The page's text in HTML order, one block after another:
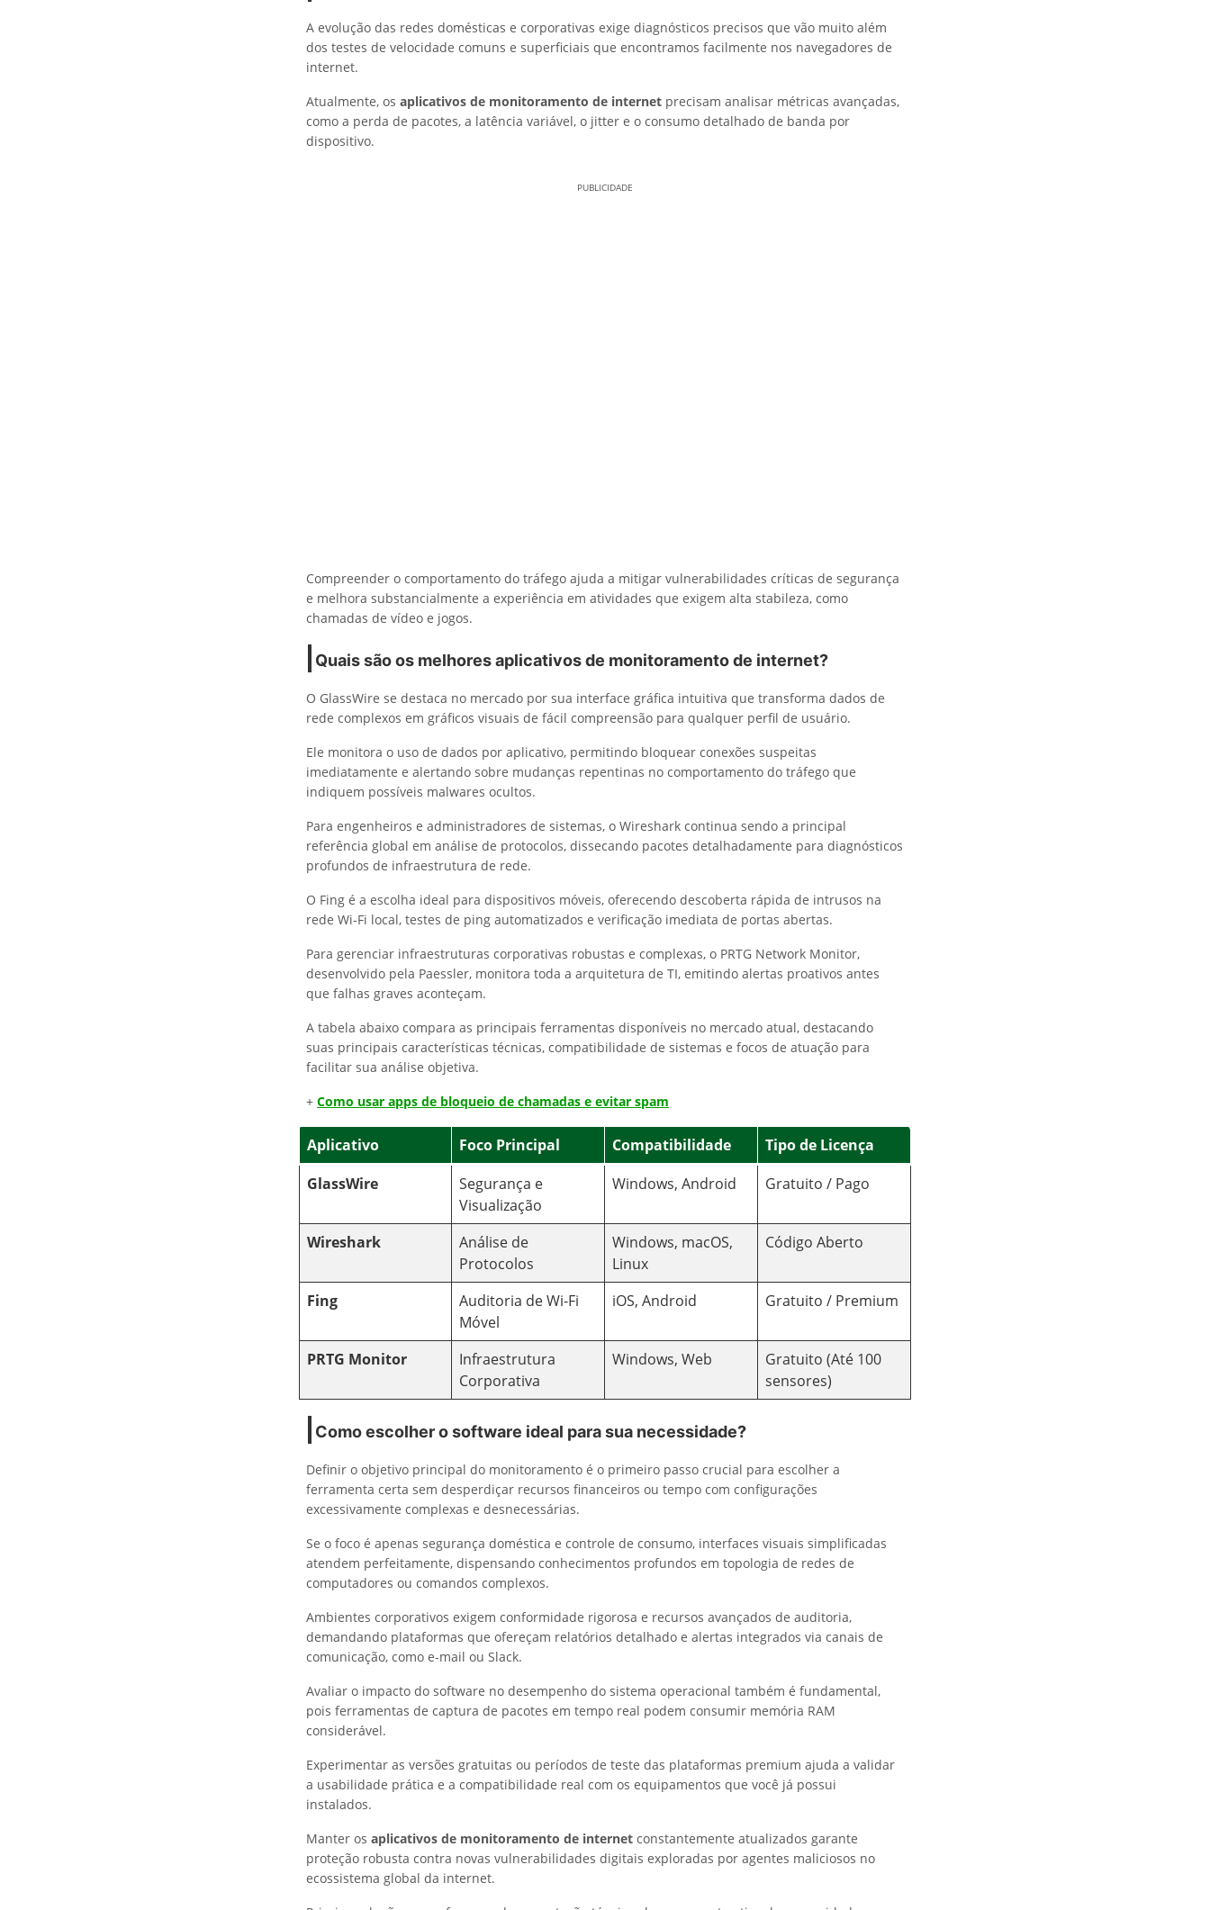
A evolução das redes domésticas e corporativas exige diagnósticos precisos que vão muito além
dos testes de velocidade comuns e superficiais que encontramos facilmente nos navegadores de
internet.
Atualmente, os aplicativos de monitoramento de internet precisam analisar métricas avançadas,
como a perda de pacotes, a latência variável, o jitter e o consumo detalhado de banda por
dispositivo.
PUBLICIDADE
Compreender o comportamento do tráfego ajuda a mitigar vulnerabilidades críticas de segurança
e melhora substancialmente a experiência em atividades que exigem alta stabileza, como
chamadas de vídeo e jogos.
Quais são os melhores aplicativos de monitoramento de internet?
O GlassWire se destaca no mercado por sua interface gráfica intuitiva que transforma dados de
rede complexos em gráficos visuais de fácil compreensão para qualquer perfil de usuário.
Ele monitora o uso de dados por aplicativo, permitindo bloquear conexões suspeitas
imediatamente e alertando sobre mudanças repentinas no comportamento do tráfego que
indiquem possíveis malwares ocultos.
Para engenheiros e administradores de sistemas, o Wireshark continua sendo a principal
referência global em análise de protocolos, dissecando pacotes detalhadamente para diagnósticos
profundos de infraestrutura de rede.
O Fing é a escolha ideal para dispositivos móveis, oferecendo descoberta rápida de intrusos na
rede Wi-Fi local, testes de ping automatizados e verificação imediata de portas abertas.
Para gerenciar infraestruturas corporativas robustas e complexas, o PRTG Network Monitor,
desenvolvido pela Paessler, monitora toda a arquitetura de TI, emitindo alertas proativos antes
que falhas graves aconteçam.
A tabela abaixo compara as principais ferramentas disponíveis no mercado atual, destacando
suas principais características técnicas, compatibilidade de sistemas e focos de atuação para
facilitar sua análise objetiva.
+ Como usar apps de bloqueio de chamadas e evitar spam
Aplicativo Foco Principal Compatibilidade
Tipo de Licença
GlassWire
Segurança e
Visualização
Windows, Android Gratuito / Pago
Wireshark
Análise de
Protocolos
Windows, macOS,
Linux
Código Aberto
Fing
Auditoria de Wi-Fi
Móvel
iOS, Android Gratuito / Premium
PRTG Monitor
Infraestrutura
Corporativa
Windows, Web
Gratuito (Até 100
sensores)
Como escolher o software ideal para sua necessidade?
Definir o objetivo principal do monitoramento é o primeiro passo crucial para escolher a
ferramenta certa sem desperdiçar recursos financeiros ou tempo com configurações
excessivamente complexas e desnecessárias.
Se o foco é apenas segurança doméstica e controle de consumo, interfaces visuais simplificadas
atendem perfeitamente, dispensando conhecimentos profundos em topologia de redes de
computadores ou comandos complexos.
Ambientes corporativos exigem conformidade rigorosa e recursos avançados de auditoria,
demandando plataformas que ofereçam relatórios detalhado e alertas integrados via canais de
comunicação, como e-mail ou Slack.
Avaliar o impacto do software no desempenho do sistema operacional também é fundamental,
pois ferramentas de captura de pacotes em tempo real podem consumir memória RAM
considerável.
Experimentar as versões gratuitas ou períodos de teste das plataformas premium ajuda a validar
a usabilidade prática e a compatibilidade real com os equipamentos que você já possui
instalados.
Manter os aplicativos de monitoramento de internet constantemente atualizados garante
proteção robusta contra novas vulnerabilidades digitais exploradas por agentes maliciosos no
ecossistema global da internet.